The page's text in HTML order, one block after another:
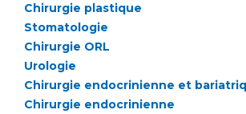
Chirurgie plastique
Stomatologie
Chirurgie ORL
Urologie
Chirurgie endocrinienne et
Chirurgie endocrinienne